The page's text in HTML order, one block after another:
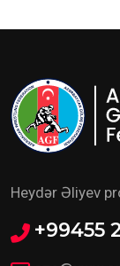
Heydər Əliyev
+99455